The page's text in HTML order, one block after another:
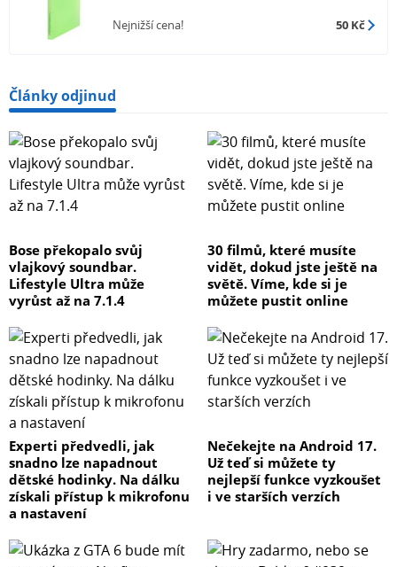
Nejnižší cena! 50 Kč
Články odjinud
Bose překopalo svůj
vlajkový soundbar.
Lifestyle Ultra může
vyrůst až na 7.1.4
30 filmů, které musíte
vidět, dokud jste ještě na
světě. Víme, kde si je
můžete pustit online
Experti předvedli, jak
snadno lze napadnout
dětské hodinky. Na dálku
získali přístup k mikrofonu
a nastavení
Nečekejte na Android 17.
Už teď si můžete ty
nejlepší funkce vyzkoušet
i ve starších verzích